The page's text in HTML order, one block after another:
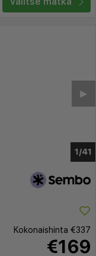
1/37
▶︎
Kokonaishinta €337
€169